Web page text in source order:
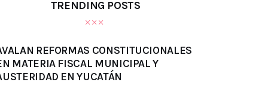
TRENDING POSTS
REFORMAS CONSTITUCIONALES
MATERIA FISCAL MUNICIPAL Y
EN YUCATÁN